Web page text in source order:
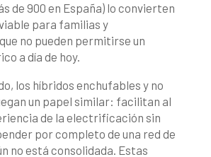
de 900 en España) lo convierten
para familias y
no pueden permitirse un
a día de hoy.
los híbridos enchufables y no
un papel similar: facilitan al
de la electrificación sin
por completo de una red de
no está consolidada. Estas